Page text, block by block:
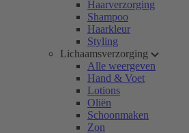
Haarverzorging
Shampoo
Haarkleur
Styling
Lichaamsverzorging
Alle weergeven
Hand & Voet
Lotions
Oliën
Schoonmaken
Zon